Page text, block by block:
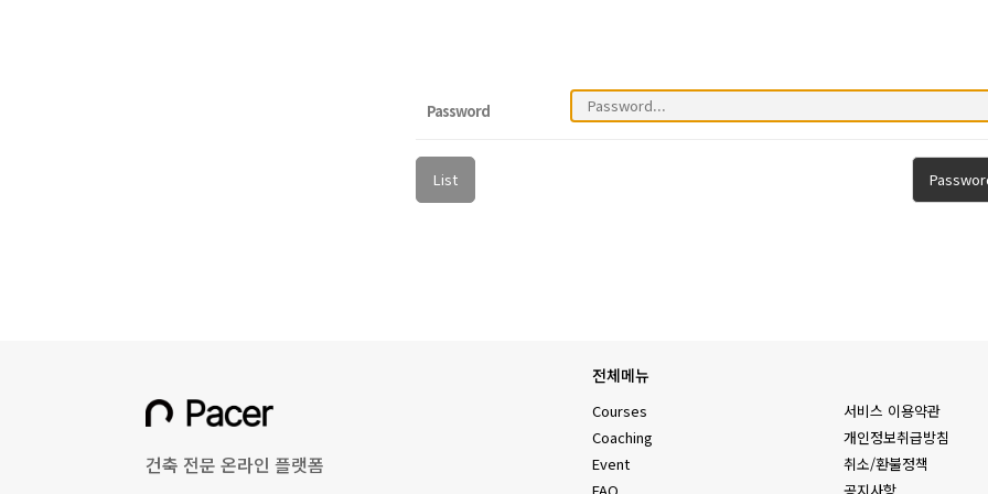
Password
List
건축 전문 온라인 플랫폼
전체메뉴
Courses
Coaching
Event
서비스 이용약관
개인정보취급방침
취소/환불정책